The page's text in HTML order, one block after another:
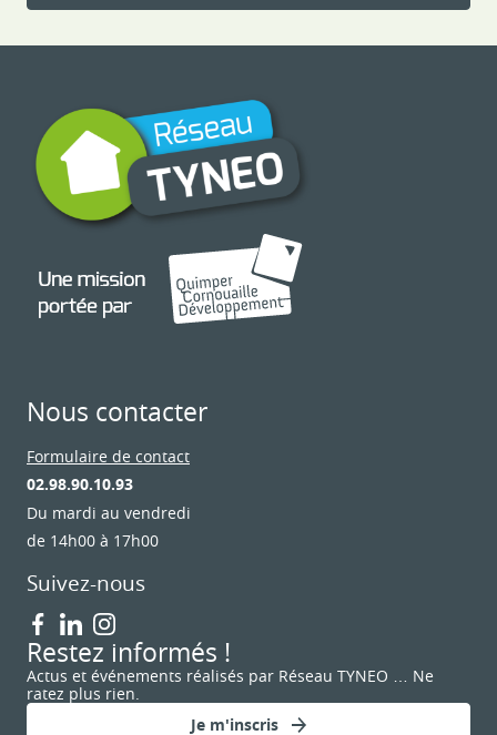
Nous contacter
Formulaire de contact
02.98.90.10.93
Du mardi au vendredi
de 14h00 à 17h00
Suivez-nous
Restez informés !
Actus et événements réalisés par Réseau TYNEO … Ne
ratez plus rien.
Je m'inscris